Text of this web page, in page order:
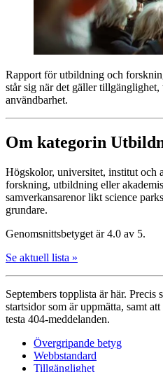
Rapport för utbildning och
står sig när det gäller tillgänglighet,
användbarhet.
Om kategorin
Högskolor, universitet, institut och
forskning, utbildning eller
samverkans­arenor likt science
grundare.
Genomsnittsbetyget är 4.0 av 5.
Se aktuell lista »
Septembers topplista är här. Precis
startsidor som är uppmätta, samt
testa 404-meddelanden.
Övergripande betyg
Webbstandard
Tillgänglighet